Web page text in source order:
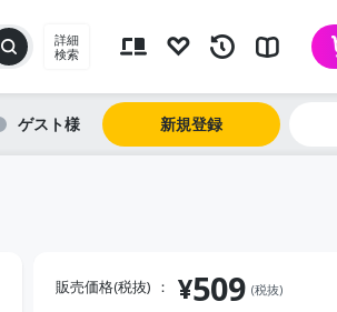
詳細
検索
ゲスト 新規登録
販売価格(税抜) ¥509 (税抜)